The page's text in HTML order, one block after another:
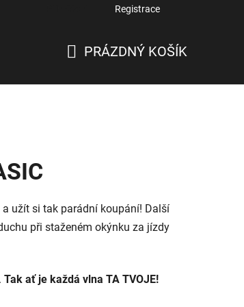
Registrace
PRÁZDNÝ KOŠÍK
užít si tak parádní koupání! Další
při staženém okýnku za jízdy
Tak ať je každá vlna TA TVOJE!